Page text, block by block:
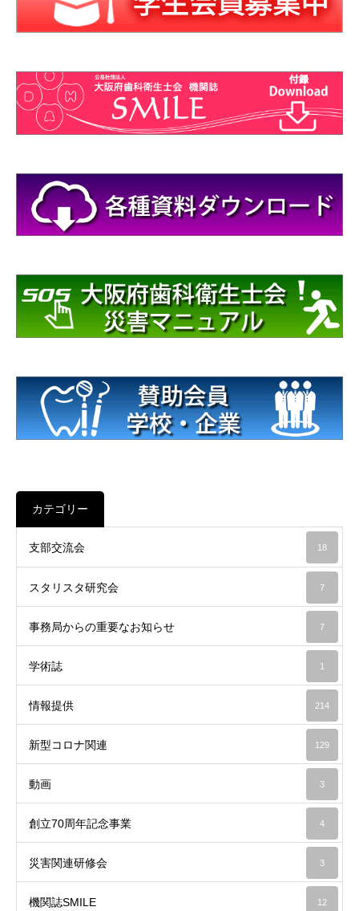
カテゴリー
支部交流会 18
スタリスタ研究会 7
事務局からの重要なお知らせ 7
学術誌 1
情報提供 214
新型コロナ関連 129
動画 3
創立70周年記念事業 4
災害関連研修会 3
機関誌SMILE 12